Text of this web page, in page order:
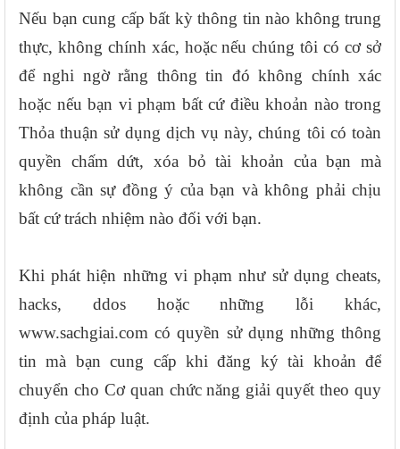
Nếu bạn cung cấp bất kỳ thông tin nào không trung
thực, không chính xác, hoặc nếu chúng tôi có cơ sở
để nghi ngờ rằng thông tin đó không chính xác
hoặc nếu bạn vi phạm bất cứ điều khoản nào trong
Thỏa thuận sử dụng dịch vụ này, chúng tôi có toàn
quyền chấm dứt, xóa bỏ tài khoản của bạn mà
không cần sự đồng ý của bạn và không phải chịu
bất cứ trách nhiệm nào đối với bạn.
Khi phát hiện những vi phạm như sử dụng cheats,
hacks, ddos hoặc những lỗi khác,
www.sachgiai.com có quyền sử dụng những thông
tin mà bạn cung cấp khi đăng ký tài khoản để
chuyển cho Cơ quan chức năng giải quyết theo quy
định của pháp luật.